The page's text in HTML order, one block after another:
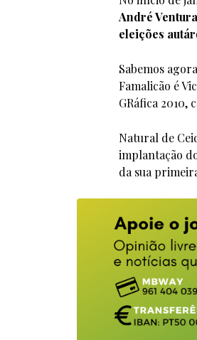
André
eleições
Sabemos
Famalicão é
GRáfica 2010,
Natural de
implantação
da sua